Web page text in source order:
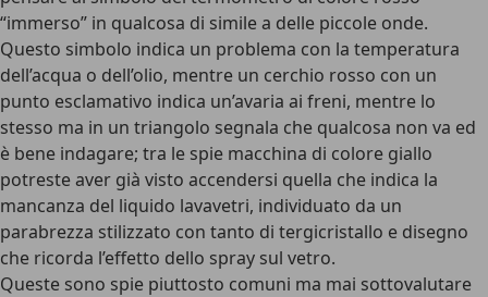
“immerso” in qualcosa di simile a delle piccole onde.
Questo simbolo indica un problema con la temperatura
dell’acqua o dell’olio, mentre un cerchio rosso con un
punto esclamativo indica un’avaria ai freni, mentre lo
stesso ma in un triangolo segnala che qualcosa non va ed
è bene indagare; tra le spie macchina di colore giallo
potreste aver già visto accendersi quella che indica la
mancanza del liquido lavavetri, individuato da un
parabrezza stilizzato con tanto di tergicristallo e disegno
che ricorda l’effetto dello spray sul vetro.
Queste sono spie piuttosto comuni ma mai sottovalutare